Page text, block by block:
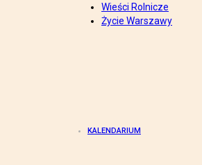
Wieści Rolnicze
Życie Warszawy
KALENDARIUM